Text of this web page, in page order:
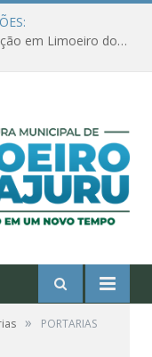
Amanhã começa nova etapa de vacinação em Limoeiro do Ajuru para idosos com 65 ou mais
»
PORTARIAS